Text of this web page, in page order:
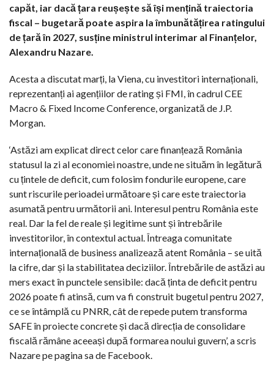
capăt, iar dacă țara reușește să își mențină traiectoria
fiscal – bugetară poate aspira la îmbunătățirea ratingului
de țară în 2027, susține ministrul interimar al Finanțelor,
Alexandru Nazare.
Acesta a discutat marți, la Viena, cu investitori internaționali,
reprezentanți ai agențiilor de rating și FMI, în cadrul CEE
Macro & Fixed Income Conference, organizată de J.P.
Morgan.
‘Astăzi am explicat direct celor care finanțează România
statusul la zi al economiei noastre, unde ne situăm în legătură
cu țintele de deficit, cum folosim fondurile europene, care
sunt riscurile perioadei următoare și care este traiectoria
asumată pentru următorii ani. Interesul pentru România este
real. Dar la fel de reale și legitime sunt și întrebările
investitorilor, în contextul actual. Întreaga comunitate
internațională de business analizează atent România – se uită
la cifre, dar și la stabilitatea deciziilor. Întrebările de astăzi au
mers exact în punctele sensibile: dacă ținta de deficit pentru
2026 poate fi atinsă, cum va fi construit bugetul pentru 2027,
ce se întâmplă cu PNRR, cât de repede putem transforma
SAFE în proiecte concrete și dacă direcția de consolidare
fiscală rămâne aceeași după formarea noului guvern’, a scris
Nazare pe pagina sa de Facebook.